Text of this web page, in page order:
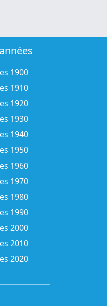
1900
1910
1920
1930
1940
1950
1960
1970
1980
1990
2000
2010
2020